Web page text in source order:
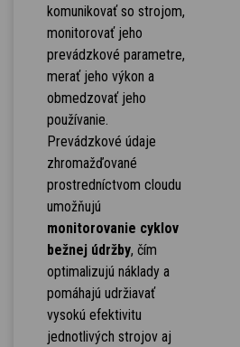
komunikovať so strojom,
monitorovať jeho
prevádzkové parametre,
merať jeho výkon a
obmedzovať jeho
používanie.
Prevádzkové údaje
zhromažďované
prostredníctvom cloudu
umožňujú
monitorovanie cyklov
bežnej údržby, čím
optimalizujú náklady a
pomáhajú udržiavať
vysokú efektivitu
jednotlivých strojov aj